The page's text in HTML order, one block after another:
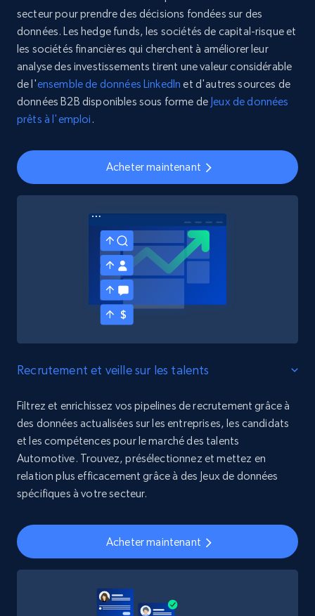
secteur pour prendre des décisions fondées sur des
données. Les hedge funds, les sociétés de capital-risque et
les sociétés financières qui cherchent à améliorer leur
analyse des investissements tirent une valeur considérable
de l'ensemble de données LinkedIn et d'autres sources de
données B2B disponibles sous forme de Jeux de données
prêts à l'emploi .
Acheter maintenant
Recrutement et veille sur les talents
Filtrez et enrichissez vos pipelines de recrutement grâce à
des données actualisées sur les entreprises, les candidats
et les compétences pour le marché des talents
Automotive. Trouvez, présélectionnez et mettez en
relation plus efficacement grâce à des Jeux de données
spécifiques à votre secteur.
Acheter maintenant